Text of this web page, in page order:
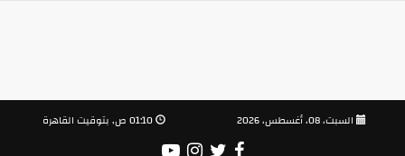
01:10 ص, بتوقيت القاهرة